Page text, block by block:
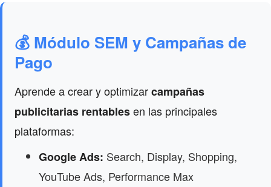
💰 Módulo SEM y Campañas de
Pago
Aprende a crear y optimizarcampañas
publicitarias rentablesen las principales
plataformas:
Google Ads: Search, Display, Shopping,
YouTube Ads, Performance Max